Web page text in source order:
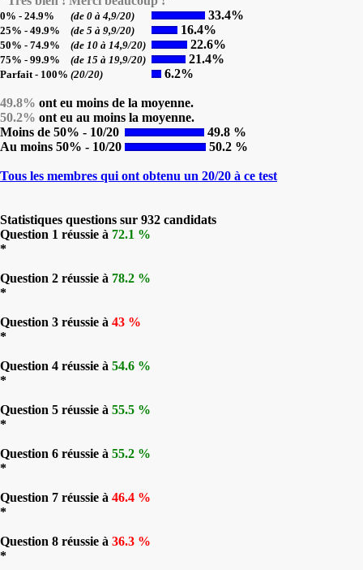
0% - 24.9% (de 0 à 4,9/20) 33.4%
25% - 49.9% (de 5 à 9,9/20) 16.4%
50% - 74.9% (de 10 à 14,9/20) 22.6%
75% - 99.9% (de 15 à 19,9/20) 21.4%
Parfait - 100% (20/20) 6.2%
49.8% ont eu moins de la moyenne.
50.2% ont eu au moins la moyenne.
Moins de 50% - 10/20
49.8 %
Au moins 50% - 10/20
50.2 %
Tous les membres qui ont obtenu un 20/20 à ce test
Statistiques questions sur 932 candidats
Question 1 réussie à 72.1 %
*
Question 2 réussie à 78.2 %
*
Question 3 réussie à 43 %
*
Question 4 réussie à 54.6 %
*
Question 5 réussie à 55.5 %
*
Question 6 réussie à 55.2 %
*
Question 7 réussie à 46.4 %
*
Question 8 réussie à 36.3 %
*